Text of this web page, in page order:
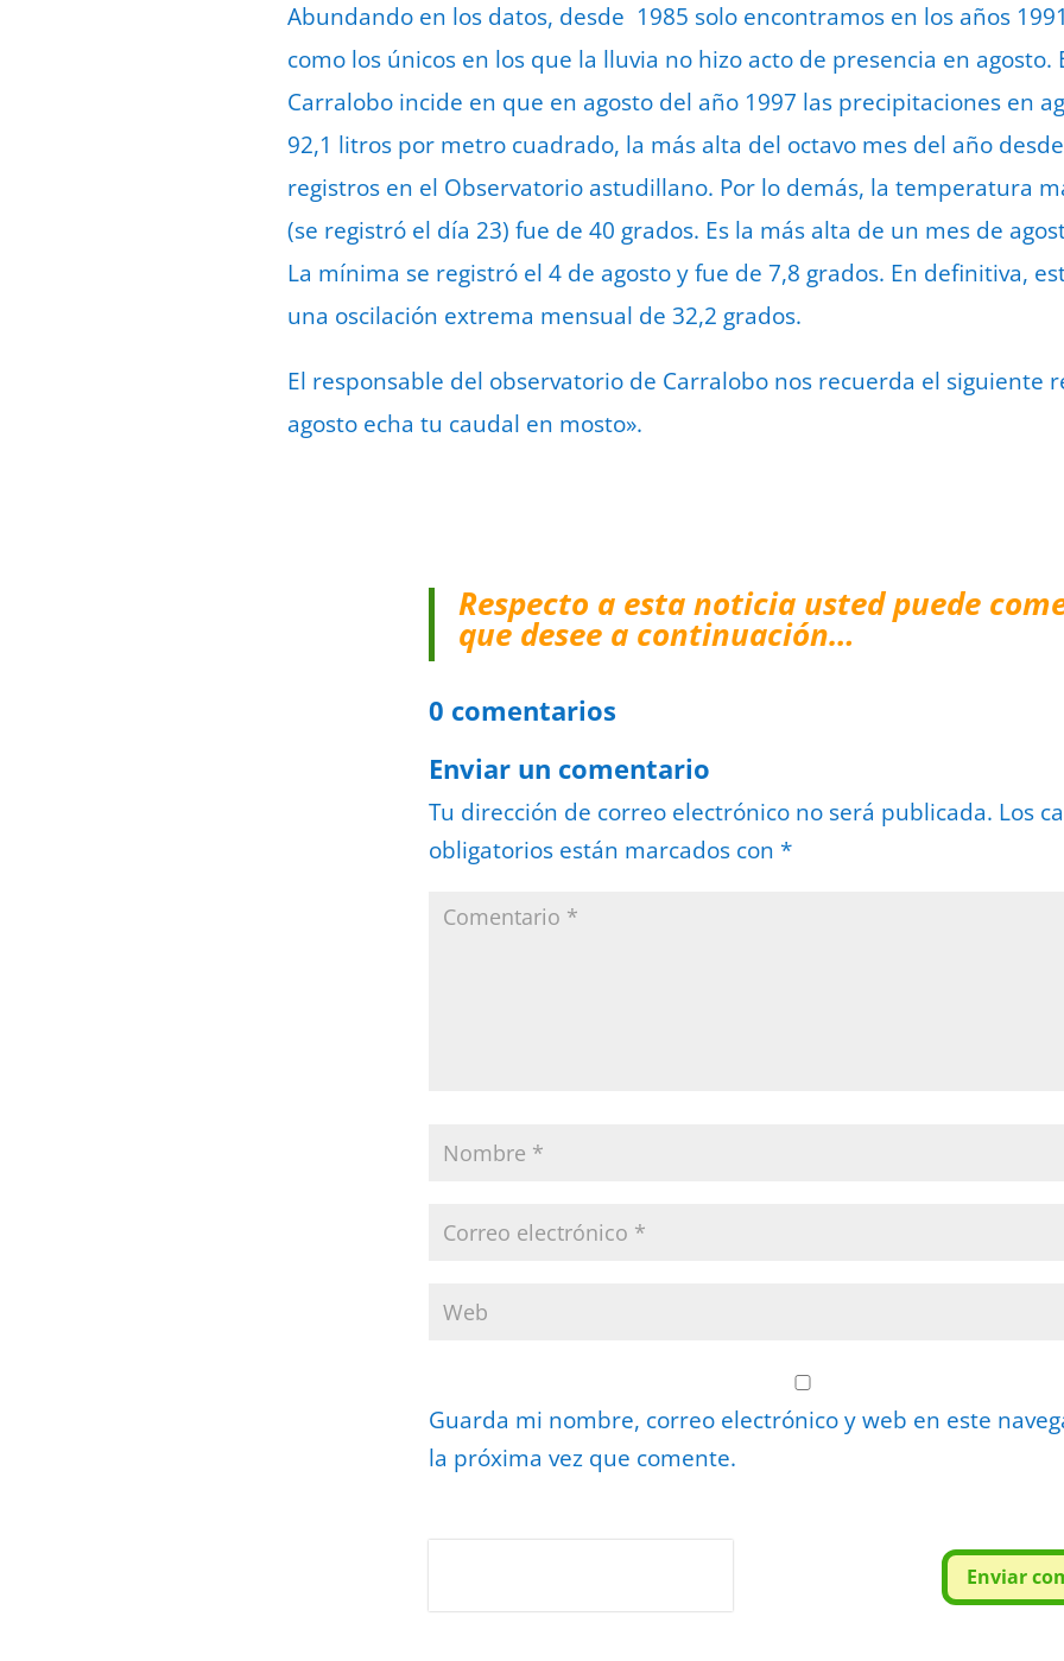
Abundando en los datos, desde 1985 solo encontramos en los años
como los únicos en los que la lluvia no hizo acto de presencia en agosto.
Carralobo incide en que en agosto del año 1997 las precipitaciones en
92,1 litros por metro cuadrado, la más alta del octavo mes del año
registros en el Observatorio astudillano. Por lo demás, la temperatura
(se registró el día 23) fue de 40 grados. Es la más alta de un mes de
La mínima se registró el 4 de agosto y fue de 7,8 grados. En definitiva,
una oscilación extrema mensual de 32,2 grados.
El responsable del observatorio de Carralobo nos recuerda el siguiente
agosto echa tu caudal en mosto».
Respecto a esta noticia usted puede
que desee a continuación…
0 comentarios
Enviar un comentario
Tu dirección de correo electrónico no será publicada. Los
obligatorios están marcados con *
Guarda mi nombre, correo electrónico y web en este
la próxima vez que comente.
Enviar